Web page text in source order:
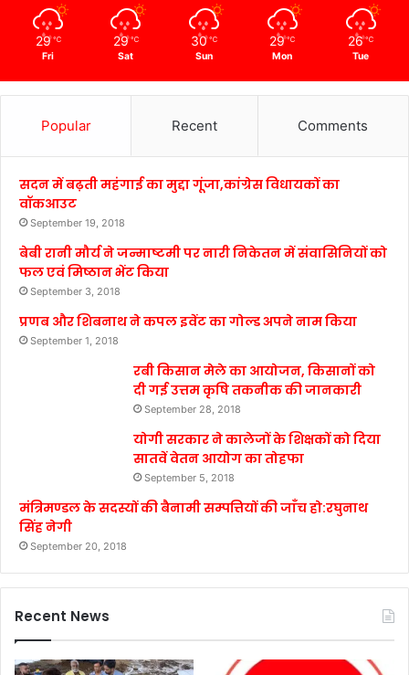
29 ℃
Fri
29 ℃
Sat
30 ℃
Sun
29 ℃
Mon
26 ℃
Tue
Popular Recent Comments
सदन में बढ़ती महंगाई का मुद्दा गूंजा,कांग्रेस विधायकों का
वॉकआउट
September 19, 2018
बेबी रानी मौर्य ने जन्माष्टमी पर नारी निकेतन में संवासिनियों को
फल एवं मिष्ठान भेंट किया
September 3, 2018
प्रणब और शिबनाथ ने कपल इवेंट का गोल्ड अपने नाम किया
September 1, 2018
रबी किसान मेले का आयोजन, किसानों को
दी गई उत्तम कृषि तकनीक की जानकारी
September 28, 2018
योगी सरकार ने कालेजों के शिक्षकों को दिया
सातवें वेतन आयोग का तोहफा
September 5, 2018
मंत्रिमण्डल के सदस्यों की बैनामी सम्पत्तियों की जाँच हो:रघुनाथ
सिंह नेगी
September 20, 2018
Recent News